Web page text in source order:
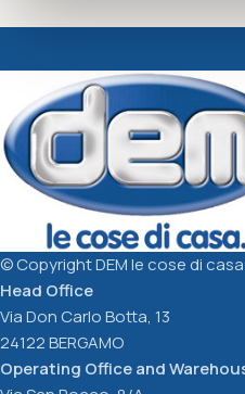
Unique
3,94€
Add To Cart
© Copyright DEM le cose di
Head Office
Via Don Carlo Botta, 13
24122 BERGAMO
Operating Office and